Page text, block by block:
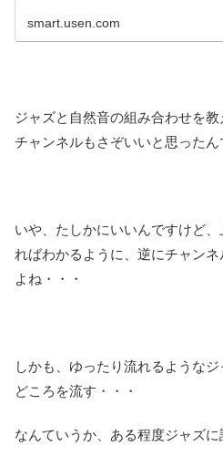
smart.usen.com
ジャズと自然音の組み合わせを教
チャンネルもさぞいいと思ったん
いや、たしかにいいんですけど
ればわかるように、逆にチャン
よね・・・
しかも、ゆったり流れるような
どころを流す・・・
なんていうか、ある程度ジャズに